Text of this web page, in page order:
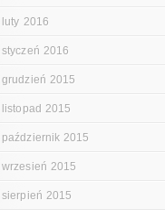
luty 2016
styczeń 2016
grudzień 2015
listopad 2015
październik 2015
wrzesień 2015
sierpień 2015